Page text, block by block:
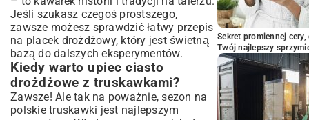
Podsumowanie: Smak lata na Twoim
stole
Jeśli szukasz czegoś prostszego,
zawsze możesz sprawdzić łatwy przepis
na placek drożdżowy, który jest świetną
bazą do dalszych eksperymentów.
Kiedy warto upiec ciasto
drożdżowe z truskawkami?
Zawsze! Ale tak na poważnie, sezon na
polskie truskawki jest najlepszym
Sekret promiennej
Twój najlepszy